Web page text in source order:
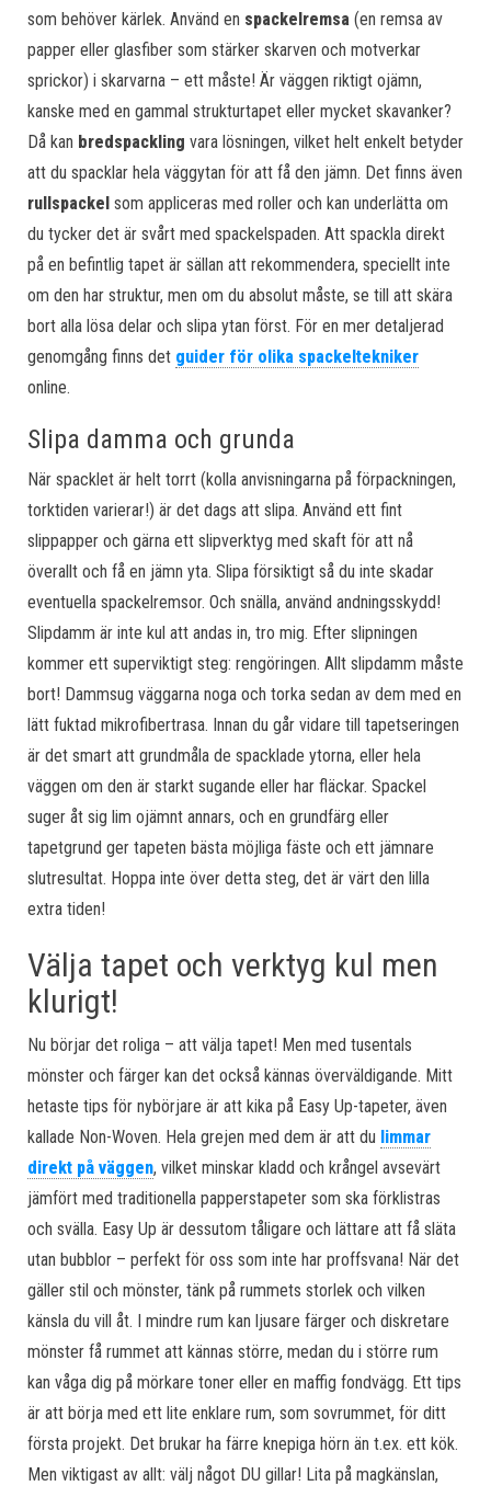
som behöver kärlek. Använd en spackelremsa (en remsa av
papper eller glasfiber som stärker skarven och motverkar
sprickor) i skarvarna – ett måste! Är väggen riktigt ojämn,
kanske med en gammal strukturtapet eller mycket skavanker?
Då kan bredspackling vara lösningen, vilket helt enkelt betyder
att du spacklar hela väggytan för att få den jämn. Det finns även
rullspackel som appliceras med roller och kan underlätta om
du tycker det är svårt med spackelspaden. Att spackla direkt
på en befintlig tapet är sällan att rekommendera, speciellt inte
om den har struktur, men om du absolut måste, se till att skära
bort alla lösa delar och slipa ytan först. För en mer detaljerad
genomgång finns det guider för olika spackeltekniker
online.
Slipa damma och grunda
När spacklet är helt torrt (kolla anvisningarna på förpackningen,
torktiden varierar!) är det dags att slipa. Använd ett fint
slippapper och gärna ett slipverktyg med skaft för att nå
överallt och få en jämn yta. Slipa försiktigt så du inte skadar
eventuella spackelremsor. Och snälla, använd andningsskydd!
Slipdamm är inte kul att andas in, tro mig. Efter slipningen
kommer ett superviktigt steg: rengöringen. Allt slipdamm måste
bort! Dammsug väggarna noga och torka sedan av dem med en
lätt fuktad mikrofibertrasa. Innan du går vidare till tapetseringen
är det smart att grundmåla de spacklade ytorna, eller hela
väggen om den är starkt sugande eller har fläckar. Spackel
suger åt sig lim ojämnt annars, och en grundfärg eller
tapetgrund ger tapeten bästa möjliga fäste och ett jämnare
slutresultat. Hoppa inte över detta steg, det är värt den lilla
extra tiden!
Välja tapet och verktyg kul men
klurigt!
Nu börjar det roliga – att välja tapet! Men med tusentals
mönster och färger kan det också kännas överväldigande. Mitt
hetaste tips för nybörjare är att kika på Easy Up-tapeter, även
kallade Non-Woven. Hela grejen med dem är att du limmar
direkt på väggen, vilket minskar kladd och krångel avsevärt
jämfört med traditionella papperstapeter som ska förklistras
och svälla. Easy Up är dessutom tåligare och lättare att få släta
utan bubblor – perfekt för oss som inte har proffsvana! När det
gäller stil och mönster, tänk på rummets storlek och vilken
känsla du vill åt. I mindre rum kan ljusare färger och diskretare
mönster få rummet att kännas större, medan du i större rum
kan våga dig på mörkare toner eller en maffig fondvägg. Ett tips
är att börja med ett lite enklare rum, som sovrummet, för ditt
första projekt. Det brukar ha färre knepiga hörn än t.ex. ett kök.
Men viktigast av allt: välj något DU gillar! Lita på magkänslan,